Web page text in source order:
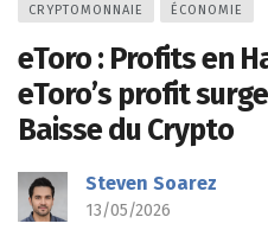
CRYPTOMONNAIE ÉCONOMIE
eToro : Profits en
eToro’s profit
Baisse du Crypto
Steven Soarez
13/05/2026